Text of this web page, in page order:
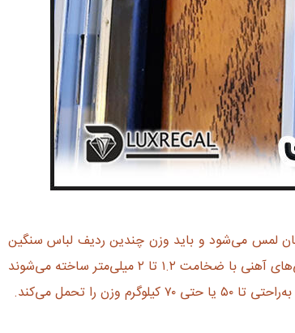
لمس می‌شود و باید وزن چندین ردیف لباس سنگین
را تحمل کند؛ در چنین شرایطی، رگال فلزی بهترین انتخاب برای شماست. این رگال‌ها معمولاً از قوطی‌های آهنی با ضخامت ۱.۲ تا ۲ میلی‌متر ساخته می‌شوند
را تحمل می‌کند.